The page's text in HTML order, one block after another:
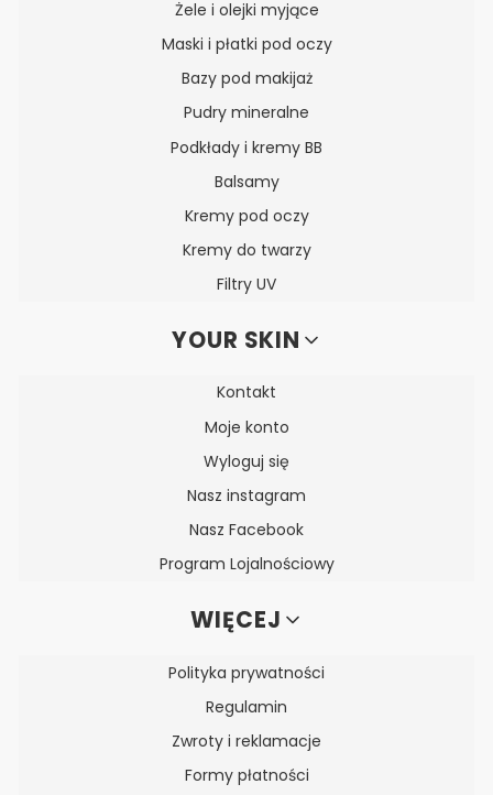
Żele i olejki myjące
Maski i płatki pod oczy
Bazy pod makijaż
Pudry mineralne
Podkłady i kremy BB
Balsamy
Kremy pod oczy
Kremy do twarzy
Filtry UV
YOUR SKIN
Kontakt
Moje konto
Wyloguj się
Nasz instagram
Nasz Facebook
Program Lojalnościowy
WIĘCEJ
Polityka prywatności
Regulamin
Zwroty i reklamacje
Formy płatności